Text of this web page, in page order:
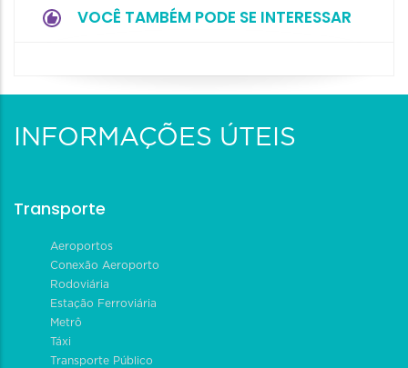
VOCÊ TAMBÉM PODE SE INTERESSAR
INFORMAÇÕES ÚTEIS
Transporte
Aeroportos
Conexão Aeroporto
Rodoviária
Estação Ferroviária
Metrô
Táxi
Transporte Público